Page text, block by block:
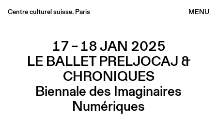
MENU
Centre culturel suisse. Paris
Buvette
17 – 18 JAN 2025
LE BALLET PRELJOCAJ &
CHRONIQUES
Biennale des Imaginaires
Numériques